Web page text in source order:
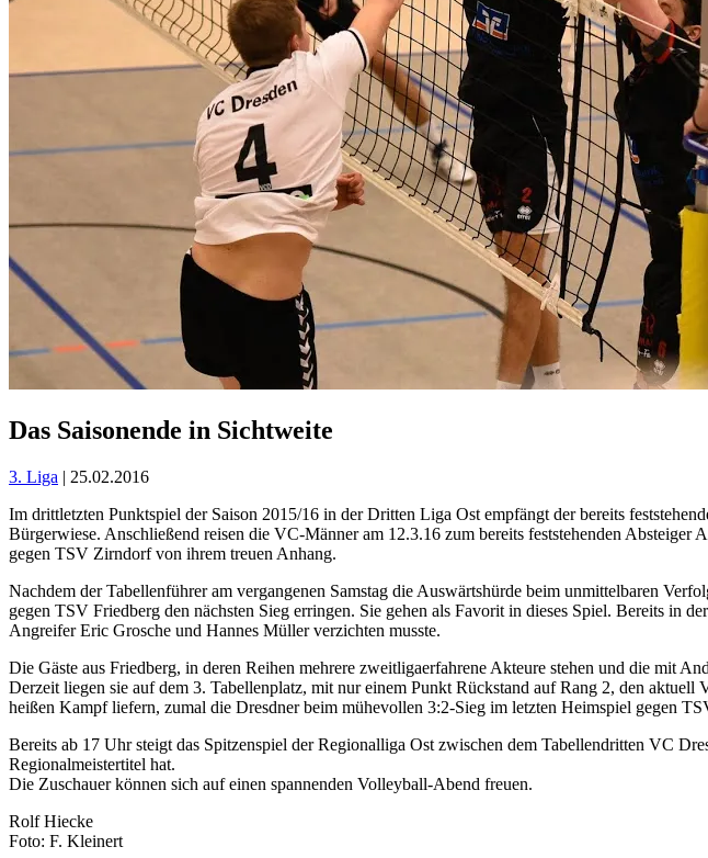
Das Saisonende in Sichtweite
3. Liga | 25.02.2016
Im drittletzten Punktspiel der Saison 2015/16 in der Dritten Liga Ost empfängt der bereits
Bürgerwiese. Anschließend reisen die VC-Männer am 12.3.16 zum bereits feststehenden
gegen TSV Zirndorf von ihrem treuen Anhang.
Nachdem der Tabellenführer am vergangenen Samstag die Auswärtshürde beim unmittelbaren
gegen TSV Friedberg den nächsten Sieg erringen. Sie gehen als Favorit in dieses Spiel. Bereits in
Angreifer Eric Grosche und Hannes Müller verzichten musste.
Die Gäste aus Friedberg, in deren Reihen mehrere zweitligaerfahrene Akteure stehen und die mit
Derzeit liegen sie auf dem 3. Tabellenplatz, mit nur einem Punkt Rückstand auf Rang 2, den
heißen Kampf liefern, zumal die Dresdner beim mühevollen 3:2-Sieg im letzten Heimspiel gegen
Bereits ab 17 Uhr steigt das Spitzenspiel der Regionalliga Ost zwischen dem Tabellendritten VC
Regionalmeistertitel hat.
Die Zuschauer können sich auf einen spannenden Volleyball-Abend freuen.
Rolf Hiecke
Foto: F. Kleinert